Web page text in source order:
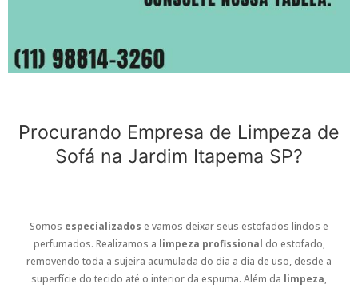
Procurando Empresa de Limpeza de
Sofá na Jardim Itapema SP?
Somos especializados e vamos deixar seus estofados lindos e
perfumados. Realizamos a limpeza profissional do estofado,
removendo toda a sujeira acumulada do dia a dia de uso, desde a
superfície do tecido até o interior da espuma. Além da limpeza,